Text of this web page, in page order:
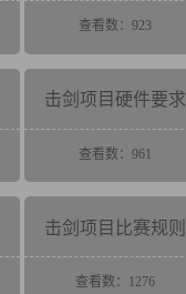
查看数：923
击剑项目硬件要求
查看数：961
击剑项目比赛规则
查看数：1276